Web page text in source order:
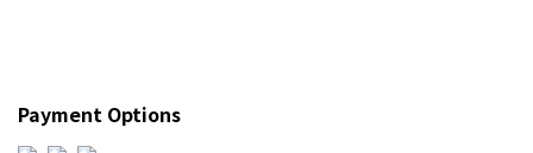
Payment Options